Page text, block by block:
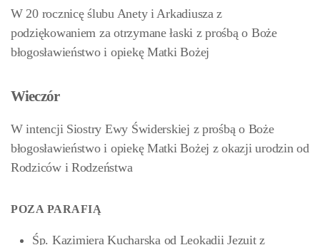
W 20 rocznicę ślubu Anety i Arkadiusza z
podziękowaniem za otrzymane łaski z prośbą o Boże
błogosławieństwo i opiekę Matki Bożej
Wieczór
W intencji Siostry Ewy Świderskiej z prośbą o Boże
błogosławieństwo i opiekę Matki Bożej z okazji urodzin od
Rodziców i Rodzeństwa
POZA PARAFIĄ
Śp. Kazimiera Kucharska od Leokadii Jezuit z